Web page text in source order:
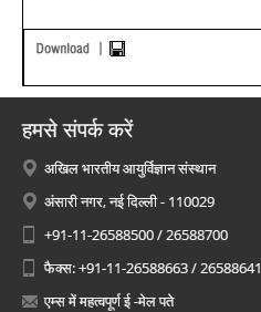
हमसे संपर्क करें
अखिल भारतीय आयुर्विज्ञान संस्थान
अंसारी नगर, नई दिल्ली - 110029
+91-11-26588500 / 26588700
फैक्स: +91-11-26588663 / 26588641
एम्स में महत्वपूर्ण ई -मेल पते